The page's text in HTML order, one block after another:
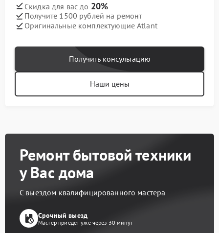
Скидка для вас до 20%
Получите 1500 рублей на ремонт
Оригинальные комплектующие Atlant
Получить консультацию
Наши цены
Ремонт бытовой техники
у Вас дома
С выездом квалифицированного мастера
Срочный выезд
Мастер приедет уже через 30 минут